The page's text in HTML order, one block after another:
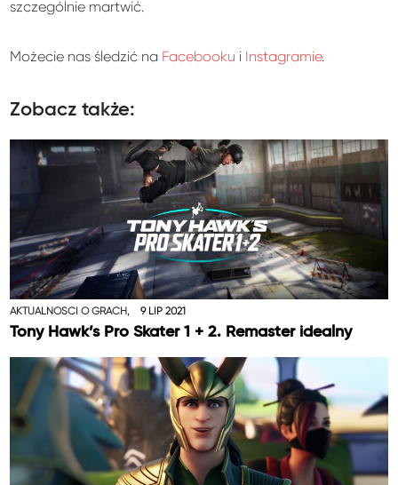
szczególnie martwić.
Możecie nas śledzić na Facebooku i Instagramie.
Zobacz także:
AKTUALNOŚCI O GRACH, 9 LIP 2021
Tony Hawk’s Pro Skater 1 + 2. Remaster idealny